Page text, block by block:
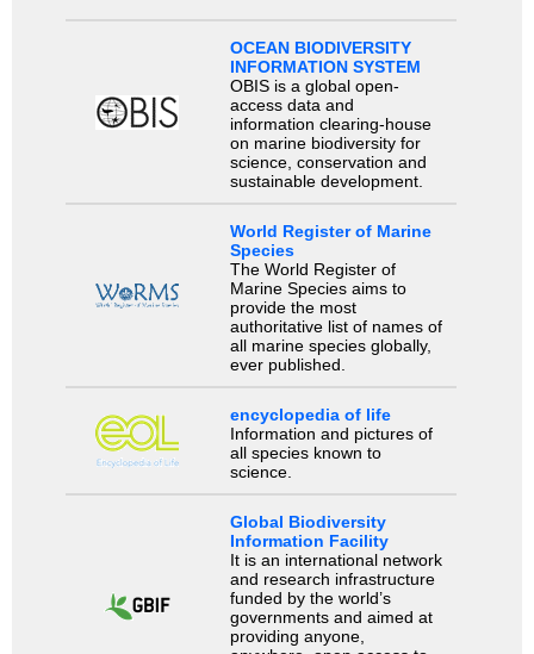
OCEAN BIODIVERSITY
INFORMATION SYSTEM
OBIS is a global open-
access data and
information clearing-house
on marine biodiversity for
science, conservation and
sustainable development.
World Register of Marine
Species
The World Register of
Marine Species aims to
provide the most
authoritative list of names of
all marine species globally,
ever published.
encyclopedia of life
Information and pictures of
all species known to
science.
Global Biodiversity
Information Facility
It is an international network
and research infrastructure
funded by the world’s
governments and aimed at
providing anyone,